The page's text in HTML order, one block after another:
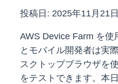
投稿日: 2025年11月21日
AWS Device Farm を
とモバイル開発者は実
スクトップブラウザを
をテストできます。本